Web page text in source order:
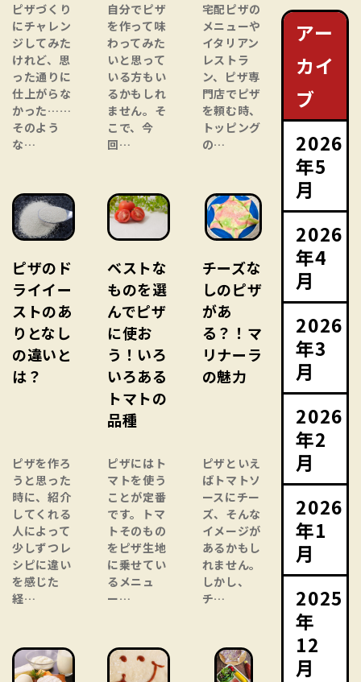
ピザづくり
にチャレン
ジしてみた
けれど、思
った通りに
仕上がらな
かった……
そのよう
な…
自分でピザ
を作って味
わってみた
いと思って
いる方もい
るかもしれ
ません。そ
こで、今
回…
宅配ピザの
メニューや
イタリアン
レストラ
ン、ピザ専
門店でピザ
を頼む時、
トッピング
の…
ピザのド
ライイー
ストのあ
りとなし
の違いと
は？
ピザを作ろ
うと思った
時に、紹介
してくれる
人によって
少しずつレ
シピに違い
を感じた
経…
ベストな
ものを選
んでピザ
に使お
う！いろ
いろある
トマトの
品種
ピザにはト
マトを使う
ことが定番
です。トマ
トそのもの
をピザ生地
に乗せてい
るメニュ
ー…
チーズな
しのピザ
があ
る？！マ
リナーラ
の魅力
ピザといえ
ばトマトソ
ースにチー
ズ、そんな
イメージが
あるかもし
れません。
しかし、
チ…
アー
カイ
ブ
2026
年5
月
2026
年4
月
2026
年3
月
2026
年2
月
2026
年1
月
2025
年
12
月